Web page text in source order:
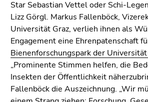
Star Sebastian Vettel oder Schi-
Lizz Görgl. Markus Fallenböck,
Universität Graz, verlieh ihnen als
Engagement eine Ehrenpatenschaft
Bienenforschungspark der Universität
„Prominente Stimmen helfen, die
Insekten der Öffentlichkeit
Fallenböck die Auszeichnung. „Wir